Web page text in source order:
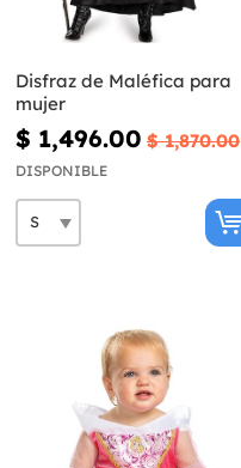
Disfraz de Maléfica para
mujer
$ 1,496.00 $ 1,870.00
DISPONIBLE